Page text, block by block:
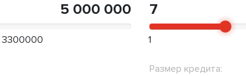
5 000 000
3300000
7
1
Размер кредита: